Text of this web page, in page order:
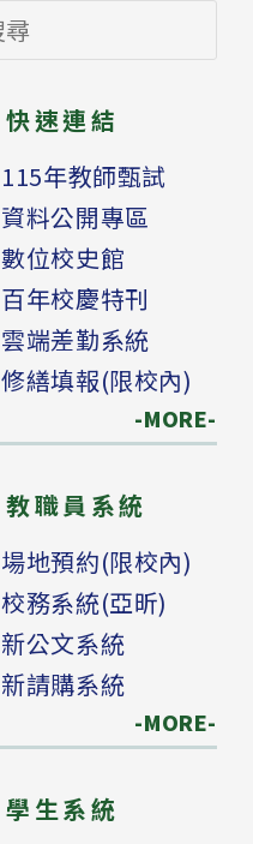
快速連結
115年教師甄試
資料公開專區
數位校史館
百年校慶特刊
雲端差勤系統
修繕填報(限校內)
-MORE-
教職員系統
場地預約(限校內)
校務系統(亞昕)
新公文系統
新請購系統
-MORE-
學生系統